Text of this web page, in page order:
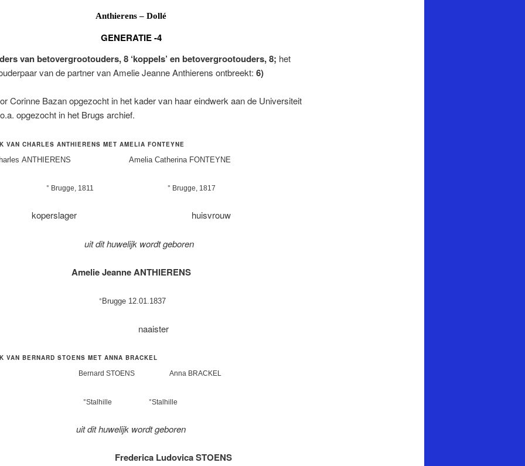
Anthierens – Dollé
GENERATIE -4
van betovergrootouders, 8 ‘koppels’ en betovergrootouders, 8; het
van de partner van Amelie Jeanne Anthierens ontbreekt:6)
Corinne Bazan opgezocht in het kader van haar eindwerk aan de Universiteit
opgezocht in het Brugs archief.
VAN CHARLES ANTHIERENS MET AMELIA FONTEYNE
ANTHIERENS Amelia Catherina FONTEYNE
° Brugge, 1811° Brugge, 1817
koperslager huisvrouw
uit dit huwelijk wordt geboren
Amelie Jeanne ANTHIERENS
° Brugge 12.01.1837
naaister
VAN BERNARD STOENS MET ANNA BRACKEL
Bernard STOENS Anna BRACKEL
°Stalhille °Stalhille
uit dit huwelijk wordt geboren
Frederica Ludovica STOENS